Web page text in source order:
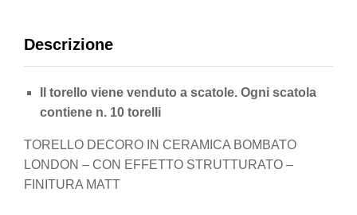
Descrizione
Il torello viene venduto a scatole. Ogni scatola
contiene n. 10 torelli
TORELLO DECORO IN CERAMICA BOMBATO
LONDON – CON EFFETTO STRUTTURATO –
FINITURA MATT